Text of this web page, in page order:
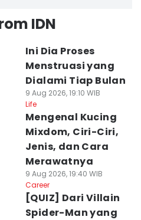
IDN
Ini Dia Proses
Menstruasi yang
Dialami Tiap Bulan
9 Aug 2026, 19:10 WIB
Life
Mengenal Kucing
Mixdom, Ciri-Ciri,
Jenis, dan Cara
Merawatnya
9 Aug 2026, 19:40 WIB
Career
[QUIZ] Dari Villain
Spider-Man yang